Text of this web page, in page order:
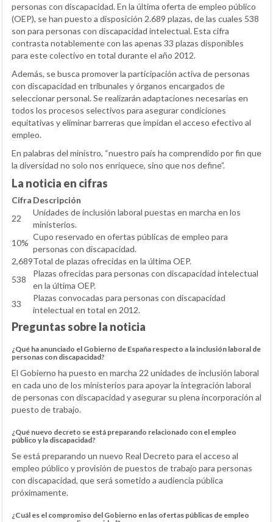
personas con discapacidad. En la última oferta de empleo público
(OEP), se han puesto a disposición 2.689 plazas, de las cuales 538
son para personas con discapacidad intelectual. Esta cifra
contrasta notablemente con las apenas 33 plazas disponibles
para este colectivo en total durante el año 2012.
Además, se busca promover la participación activa de personas
con discapacidad en tribunales y órganos encargados de
seleccionar personal. Se realizarán adaptaciones necesarias en
todos los procesos selectivos para asegurar condiciones
equitativas y eliminar barreras que impidan el acceso efectivo al
empleo.
En palabras del ministro, “nuestro país ha comprendido por fin que
la diversidad no solo nos enriquece, sino que nos define”.
La noticia en cifras
Cifra Descripción
22
Unidades de inclusión laboral puestas en marcha en los
ministerios.
10%
Cupo reservado en ofertas públicas de empleo para
personas con discapacidad.
2,689Total de plazas ofrecidas en la última OEP.
538
Plazas ofrecidas para personas con discapacidad intelectual
en la última OEP.
33
Plazas convocadas para personas con discapacidad
intelectual en total en 2012.
Preguntas sobre la noticia
¿Qué ha anunciado el Gobierno de España respecto a la inclusión laboral de
personas con discapacidad?
El Gobierno ha puesto en marcha 22 unidades de inclusión laboral
en cada uno de los ministerios para apoyar la integración laboral
de personas con discapacidad y asegurar su plena incorporación al
puesto de trabajo.
¿Qué nuevo decreto se está preparando relacionado con el empleo
público y la discapacidad?
Se está preparando un nuevo Real Decreto para el acceso al
empleo público y provisión de puestos de trabajo para personas
con discapacidad, que será sometido a audiencia pública
próximamente.
¿Cuál es el compromiso del Gobierno en las ofertas públicas de empleo